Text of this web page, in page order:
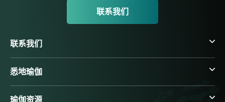
联系我们
联系我们
悉地瑜伽
瑜伽资源